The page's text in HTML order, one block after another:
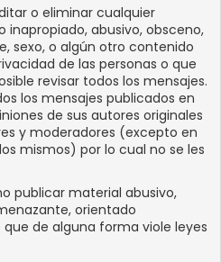
o eliminar cualquier
abusivo, obsceno,
sexo, o algún otro contenido
de las personas o que
revisar todos los mensajes.
los mensajes publicados en
de sus autores originales
y moderadores (excepto en
mismos) por lo cual no se les
publicar material abusivo,
orientado
de alguna forma viole leyes